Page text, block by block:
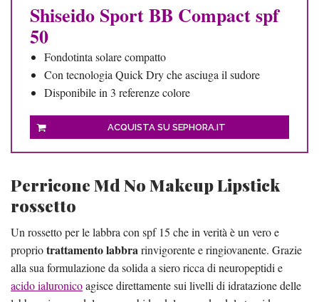
Shiseido Sport BB Compact spf
50
Fondotinta solare compatto
Con tecnologia Quick Dry che asciuga il sudore
Disponibile in 3 referenze colore
ACQUISTA SU SEPHORA.IT
Perricone Md No Makeup Lipstick
rossetto
Un rossetto per le labbra con spf 15 che in verità è un vero e
propriotrattamento labbrarinvigorente e ringiovanente. Grazie
alla sua formulazione da solida a siero ricca di neuropeptidi e
acido ialuronicoagisce direttamente sui livelli di idratazione delle